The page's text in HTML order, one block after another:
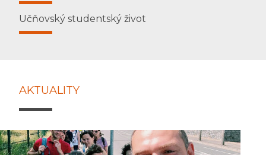
Učňovský studentský život
AKTUALITY